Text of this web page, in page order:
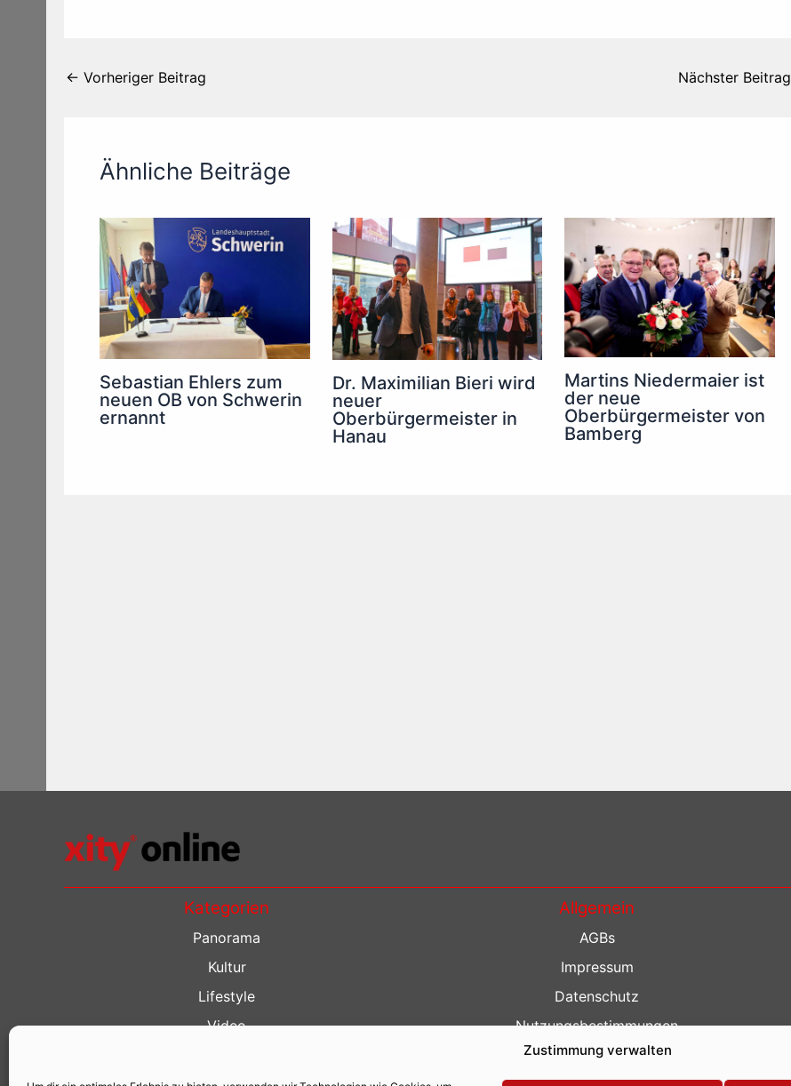
Zustimmung verwalten
← Vorheriger Beitrag Nächster Beitrag
Ähnliche Beiträge
Sebastian Ehlers zum
neuen OB von Schwerin
ernannt
Dr. Maximilian Bieri wird
neuer
Oberbürgermeister in
Hanau
Martins Niedermaier ist
der neue
Oberbürgermeister von
Bamberg
Kategorien
Panorama
Kultur
Lifestyle
Video
Allgemein
AGBs
Impressum
Datenschutz
Nutzungsbestimmungen
Kontakt